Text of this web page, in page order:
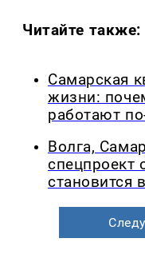
Читайте также:
Самарская
жизни:
работают
Волга,
спецпроект
становится